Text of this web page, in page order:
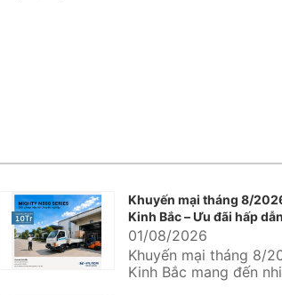
Khuyến mại tháng 8/
Kinh Bắc – Ưu đãi hấp
Hyundai
01/08/2026
Khuyến mại tháng 8/
Kinh Bắc mang đến